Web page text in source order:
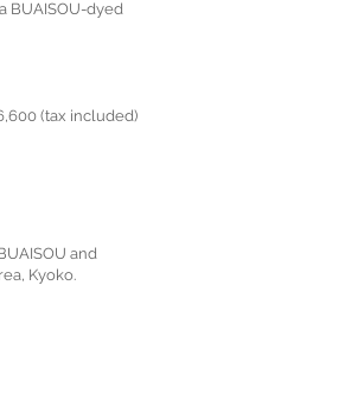
BUAISOU-dyed
(tax included)
and
Kyoko.